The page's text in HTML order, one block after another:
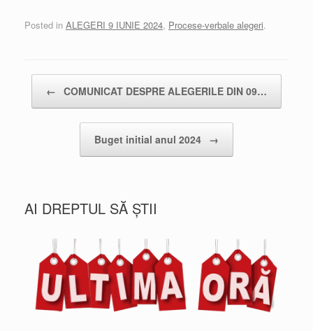
Posted in ALEGERI 9 IUNIE 2024, Procese-verbale alegeri.
← COMUNICAT DESPRE ALEGERILE DIN 09…
Buget initial anul 2024 →
AI DREPTUL SĂ ȘTII